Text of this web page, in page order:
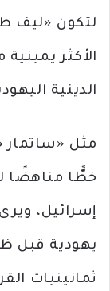
لتكون «ليف
الأكثر
الدينية
مثل «ساتمار
خطًّا مناهضًا
إسرائيل،
يهودية قبل
ثمانينيات